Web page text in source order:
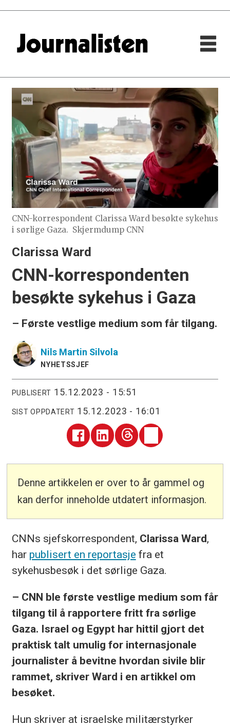
CNN-korrespondent Clarissa Ward besøkte sykehus
i sørlige Gaza. Skjermdump CNN
Clarissa Ward
CNN-korrespondenten
besøkte sykehus i Gaza
– Første vestlige medium som får tilgang.
Nils Martin Silvola
NYHETSSJEF
PUBLISERT 15.12.2023 - 15:51
SIST OPPDATERT 15.12.2023 - 16:01
Denne artikkelen er over to år gammel og
kan derfor inneholde utdatert informasjon.
CNNs sjefskorrespondent, Clarissa Ward,
har publisert en reportasje fra et
sykehusbesøk i det sørlige Gaza.
– CNN ble første vestlige medium som får
tilgang til å rapportere fritt fra sørlige
Gaza. Israel og Egypt har hittil gjort det
praktisk talt umulig for internasjonale
journalister å bevitne hvordan sivile blir
rammet, skriver Ward i en artikkel om
besøket.
Hun skriver at israelske militærstyrker